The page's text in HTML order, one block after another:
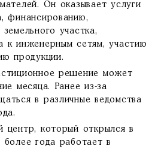
Он оказывает услуги
финансированию,
участка,
к инженерным сетям, участию
продукции.
решение может
месяца. Ранее из-за
в различные ведомства
центр, который открылся в
года работает в